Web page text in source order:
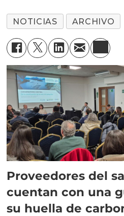
NOTICIAS ARCHIVO
Proveedores del
cuentan con una
su huella de